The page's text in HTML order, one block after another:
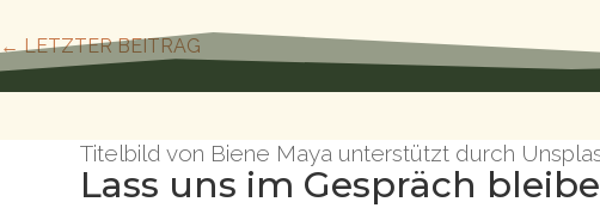
←LETZTER BEITRAG
Titelbild von Biene Maya unterstützt durch
Lass uns im Gespräch